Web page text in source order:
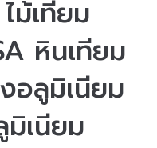
ม้เทียม
หินเทียม
อลูมิเนียม
เนียม